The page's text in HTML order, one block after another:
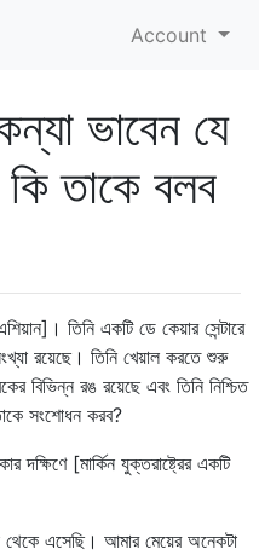
Account
ভাবেন যে
তাকে বলব
তিনি একটি ডে কেয়ার সেন্টারে
রয়েছে। তিনি খেয়াল করতে শুরু
বিভিন্ন রঙ রয়েছে এবং তিনি নিশ্চিত
সংশোধন করব?
দক্ষিণে [মার্কিন যুক্তরাষ্ট্রের একটি
এসেছি। আমার মেয়ের অনেকটা